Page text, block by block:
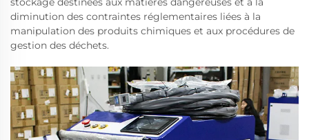
diminution des contraintes réglementaires liées à la
manipulation des produits chimiques et aux procédures de
gestion des déchets.